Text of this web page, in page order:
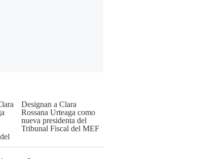
Designan a Clara
Rossana Urteaga como
nueva presidenta del
Tribunal Fiscal del MEF